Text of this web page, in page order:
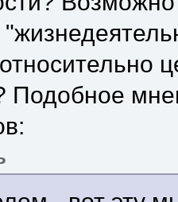
Подобное